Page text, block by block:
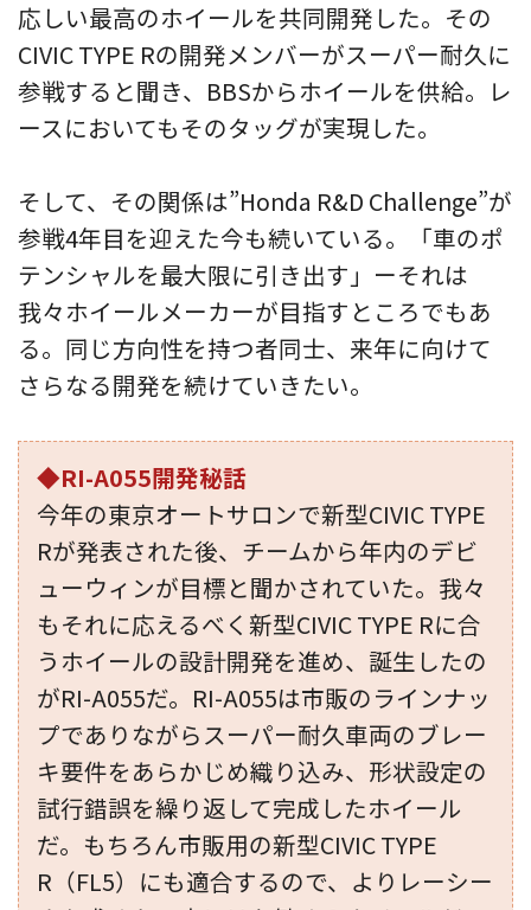
応しい最高のホイールを共同開発した。その
CIVIC TYPE Rの開発メンバーがスーパー耐久に
参戦すると聞き、BBSからホイールを供給。レ
ースにおいてもそのタッグが実現した。
そして、その関係は”Honda R&D Challenge”が
参戦4年目を迎えた今も続いている。「車のポ
テンシャルを最大限に引き出す」ーそれは
我々ホイールメーカーが目指すところでもあ
る。同じ方向性を持つ者同士、来年に向けて
さらなる開発を続けていきたい。
◆RI-A055開発秘話
今年の東京オートサロンで新型CIVIC TYPE
Rが発表された後、チームから年内のデビ
ューウィンが目標と聞かされていた。我々
もそれに応えるべく新型CIVIC TYPE Rに合
うホイールの設計開発を進め、誕生したの
がRI-A055だ。RI-A055は市販のラインナッ
プでありながらスーパー耐久車両のブレー
キ要件をあらかじめ織り込み、形状設定の
試行錯誤を繰り返して完成したホイール
だ。もちろん市販用の新型CIVIC TYPE
R（FL5）にも適合するので、よりレーシー